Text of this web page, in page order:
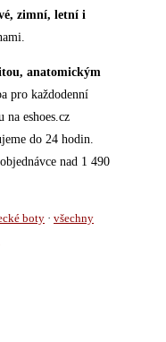
zimní, letní i
anatomickým
pro každodenní
na eshoes.cz
do 24 hodin.
nad 1 490
boty · všechny